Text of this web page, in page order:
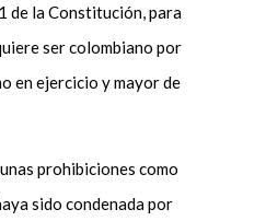
de la Constitución, para
ser colombiano por
en ejercicio y mayor de
prohibiciones como
sido condenada por